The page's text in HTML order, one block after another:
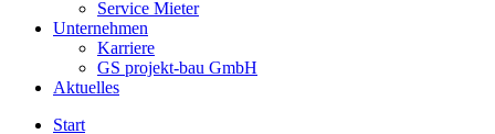
Service Mieter
Unternehmen
Karriere
GS projekt-bau GmbH
Aktuelles
Start